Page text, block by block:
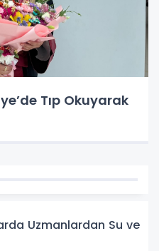
Tıp Okuyarak
Uzmanlardan Su ve